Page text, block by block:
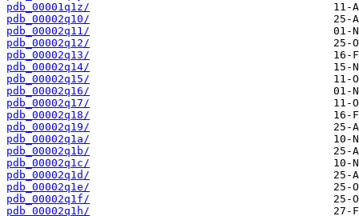
pdb_00001q1z/
pdb_00002q10/
pdb_00002q11/
pdb_00002q12/
pdb_00002q13/
pdb_00002q14/
pdb_00002q15/
pdb_00002q16/
pdb_00002q17/
pdb_00002q18/
pdb_00002q19/
pdb_00002q1a/
pdb_00002q1b/
pdb_00002q1c/
pdb_00002q1d/
pdb_00002q1e/
pdb_00002q1f/
pdb_00002q1h/